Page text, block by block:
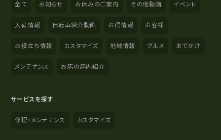
全て お知らせ お休みのご案内 その他動画 イベント
入荷情報 自転車紹介動画 お得情報 お客様
お役立ち情報 カスタマイズ 地域情報 グルメ おでかけ
メンテナンス お店の店内紹介
サービスを探す
修理・メンテナンス カスタマイズ